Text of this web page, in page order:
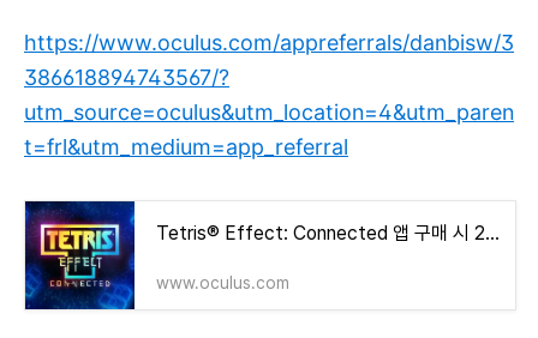
https://www.oculus.com/appreferrals/danbisw/3
386618894743567/?
utm_source=oculus&utm_location=4&utm_paren
t=frl&utm_medium=app_referral
Tetris® Effect: Connected 앱 구매 시 25% 할인 | Meta Quest
www.oculus.com